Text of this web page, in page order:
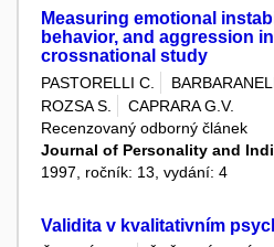
Measuring emotional
behavior, and aggression
crossnational study
PASTORELLI C.
ROZSA S.
CAPRARA G.V.
Recenzovaný odborný článek
Journal of Personality and
1997, ročník: 13, vydání: 4
Validita v kvalitativním